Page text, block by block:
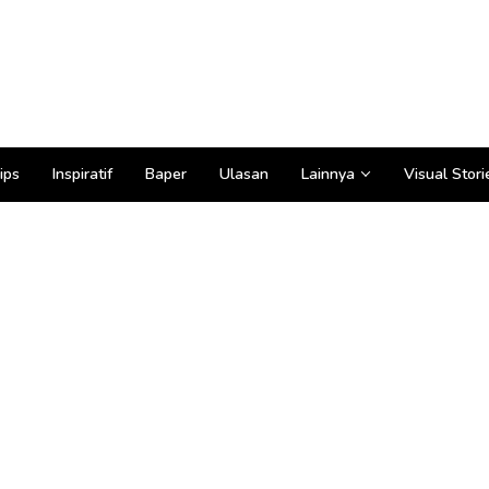
Inspiratif Baper Ulasan Lainnya Visual